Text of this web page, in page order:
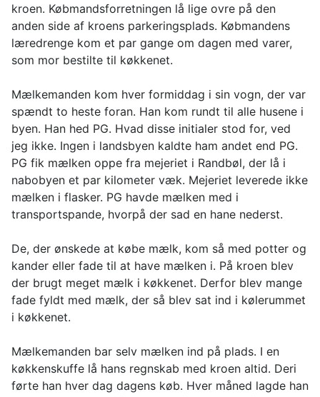
kroen. Købmandsforretningen lå lige ovre på den
anden side af kroens parkeringsplads. Købmandens
læredrenge kom et par gange om dagen med varer,
som mor bestilte til køkkenet.
Mælkemanden kom hver formiddag i sin vogn, der var
spændt to heste foran. Han kom rundt til alle husene i
byen. Han hed PG. Hvad disse initialer stod for, ved
jeg ikke. Ingen i landsbyen kaldte ham andet end PG.
PG fik mælken oppe fra mejeriet i Randbøl, der lå i
nabobyen et par kilometer væk. Mejeriet leverede ikke
mælken i flasker. PG havde mælken med i
transportspande, hvorpå der sad en hane nederst.
De, der ønskede at købe mælk, kom så med potter og
kander eller fade til at have mælken i. På kroen blev
der brugt meget mælk i køkkenet. Derfor blev mange
fade fyldt med mælk, der så blev sat ind i kølerummet
i køkkenet.
Mælkemanden bar selv mælken ind på plads. I en
køkkenskuffe lå hans regnskab med kroen altid. Deri
førte han hver dag dagens køb. Hver måned lagde han